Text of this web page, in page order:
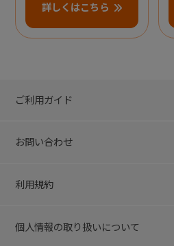
詳しくはこちら
ご利用ガイド
お問い合わせ
利用規約
個人情報の取り扱いについて